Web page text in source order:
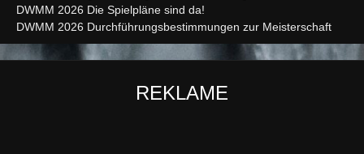
DWMM 2026 Die Spielpläne sind da!
DWMM 2026 Durchführungsbestimmungen zur Meisterschaft
REKLAME